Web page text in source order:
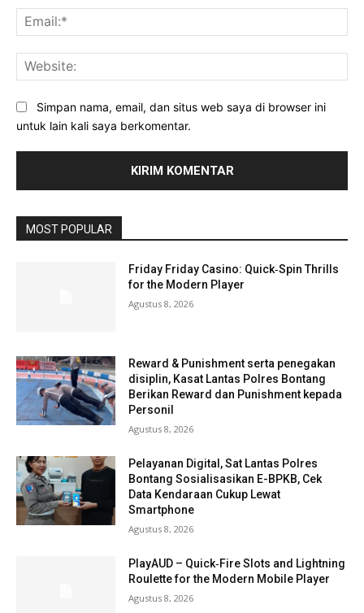
Simpan nama, email, dan situs web saya di browser ini
untuk lain kali saya berkomentar.
MOST POPULAR
Friday Friday Casino: Quick‑Spin Thrills
for the Modern Player
Agustus 8, 2026
Reward & Punishment serta penegakan
disiplin, Kasat Lantas Polres Bontang
Berikan Reward dan Punishment kepada
Personil
Agustus 8, 2026
Pelayanan Digital, Sat Lantas Polres
Bontang Sosialisasikan E-BPKB, Cek
Data Kendaraan Cukup Lewat
Smartphone
Agustus 8, 2026
PlayAUD – Quick‑Fire Slots and Lightning
Roulette for the Modern Mobile Player
Agustus 8, 2026